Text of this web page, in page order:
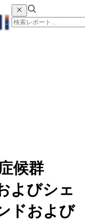
候群
よびシェ
ドおよび